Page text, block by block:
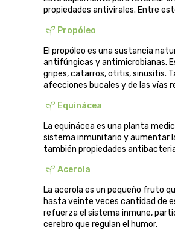
propiedades antivirales. Entre
Propóleo
El propóleo es una sustancia
antifúngicas y antimicrobianas.
gripes, catarros, otitis, sinusitis.
afecciones bucales y de las vías
Equinácea
La equinácea es una planta
sistema inmunitario y aumentar
también propiedades
Acerola
La acerola es un pequeño fruto
hasta veinte veces cantidad de
refuerza el sistema inmune,
cerebro que regulan el humor.